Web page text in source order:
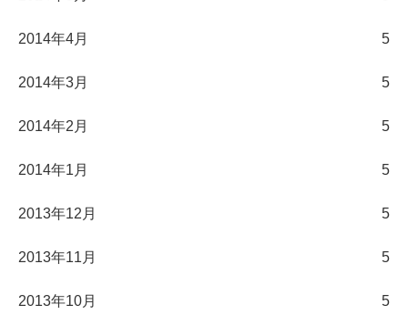
2014年4月 5
2014年3月 5
2014年2月 5
2014年1月 5
2013年12月 5
2013年11月 5
2013年10月 5